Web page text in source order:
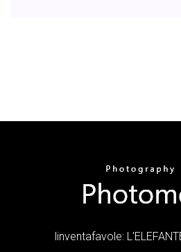
linventafavole: